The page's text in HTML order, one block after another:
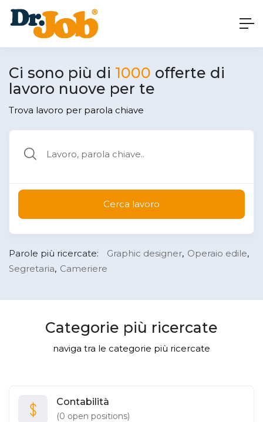
Ci sono più di 1000 offerte di
lavoro nuove per te
Trova lavoro per parola chiave
Cerca lavoro
Parole più ricercate: Graphic designer Operaio edile
Segretaria Cameriere
Categorie più ricercate
naviga tra le categorie più ricercate
Contabilità
(0 open positions)